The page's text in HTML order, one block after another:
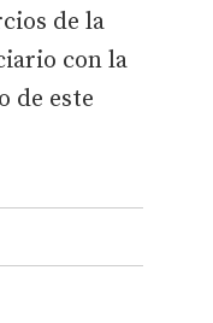
de la
con la
de este